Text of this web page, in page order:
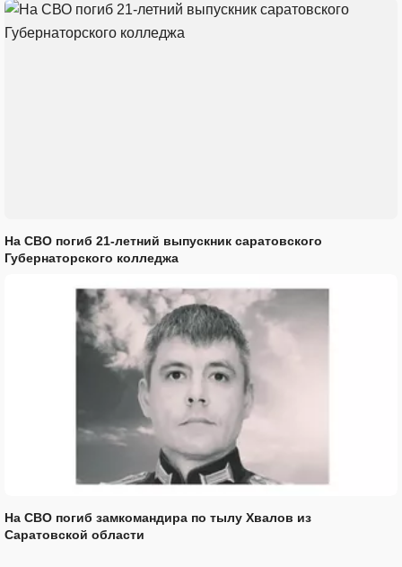
На СВО погиб 21-летний выпускник саратовского
Губернаторского колледжа
На СВО погиб замкомандира по тылу Хвалов из
Саратовской области